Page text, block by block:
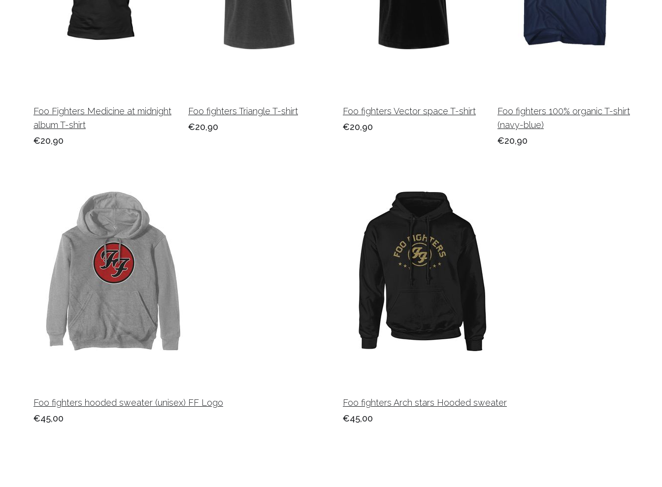
Foo Fighters Medicine at midnight
album T-shirt
€20,90
Foo fighters Triangle T-shirt
€20,90
Foo fighters Vector space T-shirt
€20,90
Foo fighters 100% organic T-shirt
(navy-blue)
€20,90
Foo fighters hooded sweater (unisex) FF Logo
€45,00
Foo fighters Arch stars Hooded sweater
€45,00